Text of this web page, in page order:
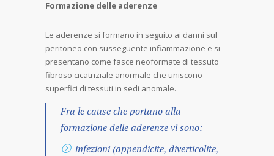
Formazione delle aderenze
Le aderenze si formano in seguito ai danni sul
peritoneo con susseguente infiammazione e si
presentano come fasce neoformate di tessuto
fibroso cicatriziale anormale che uniscono
superfici di tessuti in sedi anomale.
Fra le cause che portano alla
formazione delle aderenze vi sono:
infezioni (appendicite, diverticolite,